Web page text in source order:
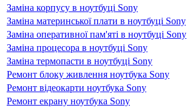
Заміна корпусу в ноутбуці Sony
Заміна материнської плати в ноутбуці Sony
Заміна оперативної пам'яті в ноутбуці Sony
Заміна процесора в ноутбуці Sony
Заміна термопасти в ноутбуці Sony
Ремонт блоку живлення ноутбука Sony
Ремонт відеокарти ноутбука Sony
Ремонт екрану ноутбука Sony